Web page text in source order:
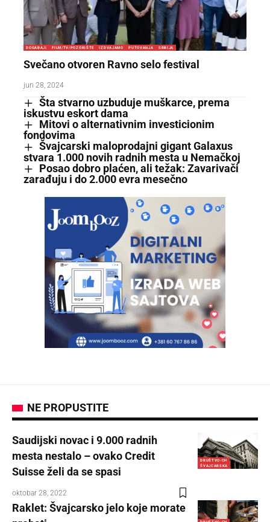
DOGAĐAJI FILM/TV/POZORIŠTE IZDVAJAMO PUTOVANJA SRBIJA
Svečano otvoren Ravno selo festival
jun 28, 2024
Šta stvarno uzbuduje muškarce, prema
iskustvu eskort dama
Mitovi o alternativnim investicionim
fondovima
Švajcarski maloprodajni gigant Galaxus
stvara 1.000 novih radnih mesta u Nemačkoj
Posao dobro plaćen, ali težak: Zavarivači
zarađuju i do 2.000 evra mesečno
NE PROPUSTITE
DRUŠTVO-CH
ŠVAJCARSKA
Saudijski novac i 9.000 radnih
mesta nestalo – ovako Credit
Suisse želi da se spasi
oktobar 28, 2022
Raklet: Švajcarsko jelo koje morate